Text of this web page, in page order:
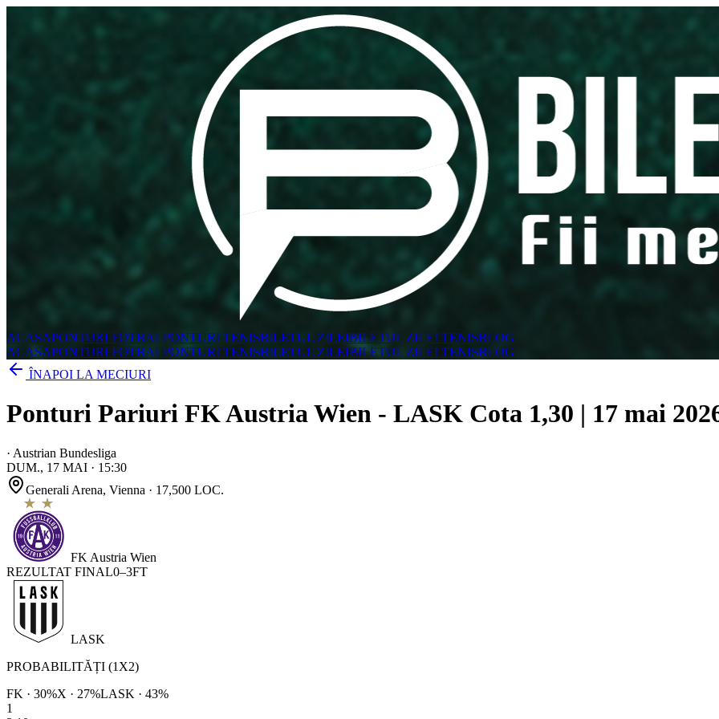
ACASAPONTURI FOTBALPONTURI TENISBILETUL ZILEIBILETUL ZILEI TENISBLOG
ACASAPONTURI FOTBALPONTURI TENISBILETUL ZILEIBILETUL ZILEI TENISBLOG
ÎNAPOI LA MECIURI
Ponturi Pariuri FK Austria Wien - LASK Cota 1,30 | 17 mai
· Austrian Bundesliga
DUM., 17 MAI · 15:30
Generali Arena, Vienna · 17,500 LOC.
FK Austria Wien
REZULTAT FINAL0–3FT
LASK
PROBABILITĂȚI (1X2)
FK · 30%X · 27%LASK · 43%
1